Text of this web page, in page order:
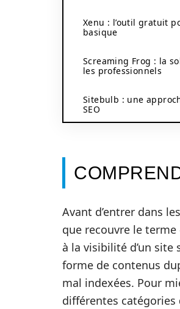
Xenu : l’outil gratuit
basique
Screaming Frog : la
les professionnels
Sitebulb : une
SEO
Avant d’entrer dans
que recouvre le terme
à la visibilité d’un
forme de contenus
mal indexées. Pour
différentes catégories